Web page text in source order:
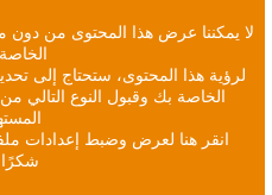
لا يمكننا عرض هذا المحتوى من دون
لرؤية هذا المحتوى، ستحتاج إلى
الخاصة بك وقبول النوع التالي من
انقر هنا لعرض وضبط إعدادات
شكرًا